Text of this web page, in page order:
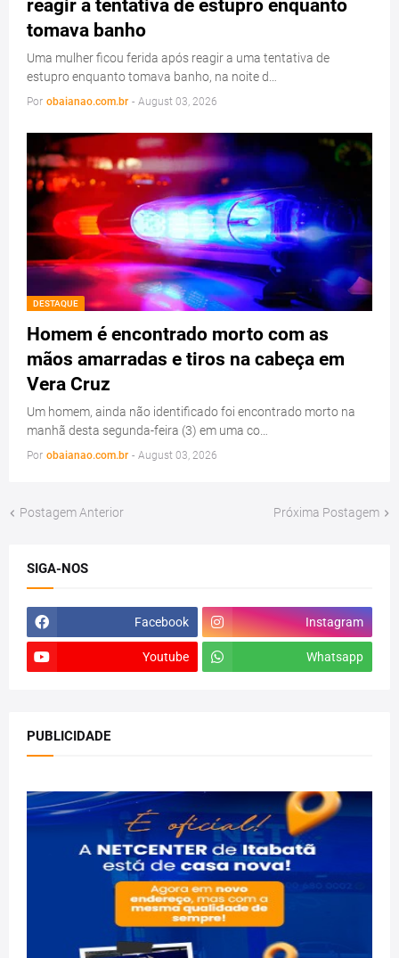
reagir a tentativa de estupro enquanto
tomava banho
Uma mulher ficou ferida após reagir a uma tentativa de
estupro enquanto tomava banho, na noite d…
Por obaianao.com.br - August 03, 2026
DESTAQUE
Homem é encontrado morto com as
mãos amarradas e tiros na cabeça em
Vera Cruz
Um homem, ainda não identificado foi encontrado morto na
manhã desta segunda-feira (3) em uma co…
Por obaianao.com.br - August 03, 2026
Postagem Anterior Próxima Postagem
SIGA-NOS
Facebook Instagram
Youtube Whatsapp
PUBLICIDADE